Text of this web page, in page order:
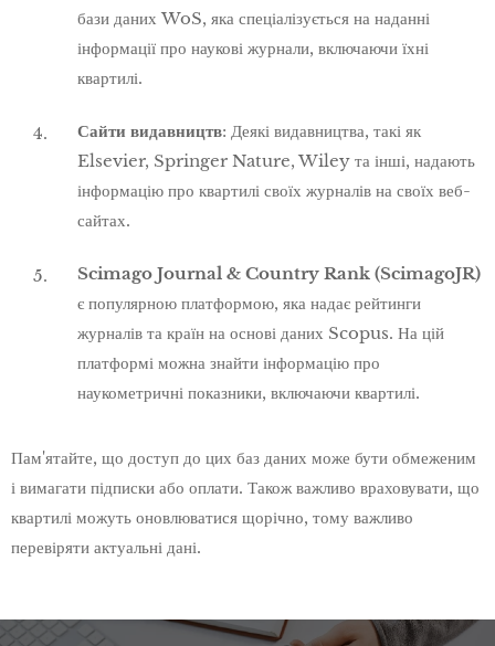
бази даних WoS, яка спеціалізується на наданні
інформації про наукові журнали, включаючи їхні
квартилі.
Сайти видавництв: Деякі видавництва, такі як
Elsevier, Springer Nature, Wiley та інші, надають
інформацію про квартилі своїх журналів на своїх веб-
сайтах.
Scimago Journal & Country Rank (ScimagoJR)
є популярною платформою, яка надає рейтинги
журналів та країн на основі даних Scopus. На цій
платформі можна знайти інформацію про
наукометричні показники, включаючи квартилі.
Пам'ятайте, що доступ до цих баз даних може бути обмеженим
і вимагати підписки або оплати. Також важливо враховувати, що
квартилі можуть оновлюватися щорічно, тому важливо
перевіряти актуальні дані.